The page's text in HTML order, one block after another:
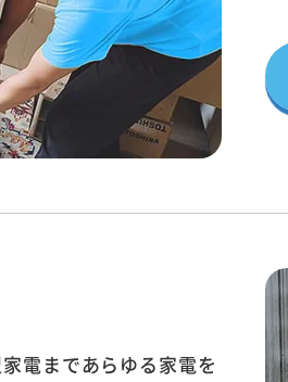
電まであらゆる家電を